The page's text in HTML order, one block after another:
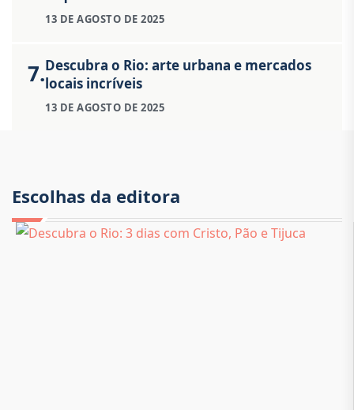
13 DE AGOSTO DE 2025
7.Descubra o Rio: arte urbana e mercados
locais incríveis
13 DE AGOSTO DE 2025
Escolhas da editora